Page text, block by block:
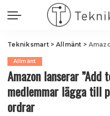
Tekniksmart> Allmänt > Amazon
Allmänt
Amazon lanserar
medlemmar lägga till
ordrar